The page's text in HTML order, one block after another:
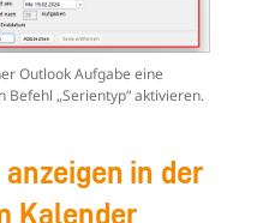
Outlook Aufgabe eine
„Serientyp“ aktivieren.
in der
Kalender